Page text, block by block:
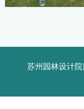
苏州园林设计